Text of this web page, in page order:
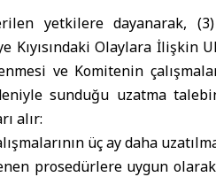
yetkilere dayanarak, (3)
Kıyısındaki Olaylara İlişkin
ve Komitenin
sunduğu uzatma
alır:
üç ay daha
prosedürlere uygun